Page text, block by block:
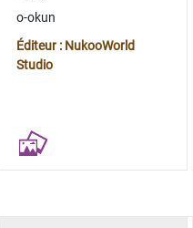
o-okun
Éditeur : NukooWorld
Studio